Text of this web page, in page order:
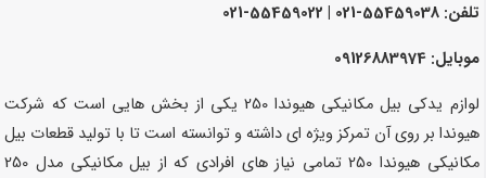
تلفن:55459038-021 | 55459022-021
موبایل: 09126883974
لوازم یدکی بیل مکانیکی هیوندا 250 یکی از بخش هایی است که شرکت
هیوندا بر روی آن تمرکز ویژه ای داشته و توانسته است تا با تولید قطعات بیل
مکانیکی هیوندا 250 تمامی نیاز های افرادی که از بیل مکانیکی مدل 250